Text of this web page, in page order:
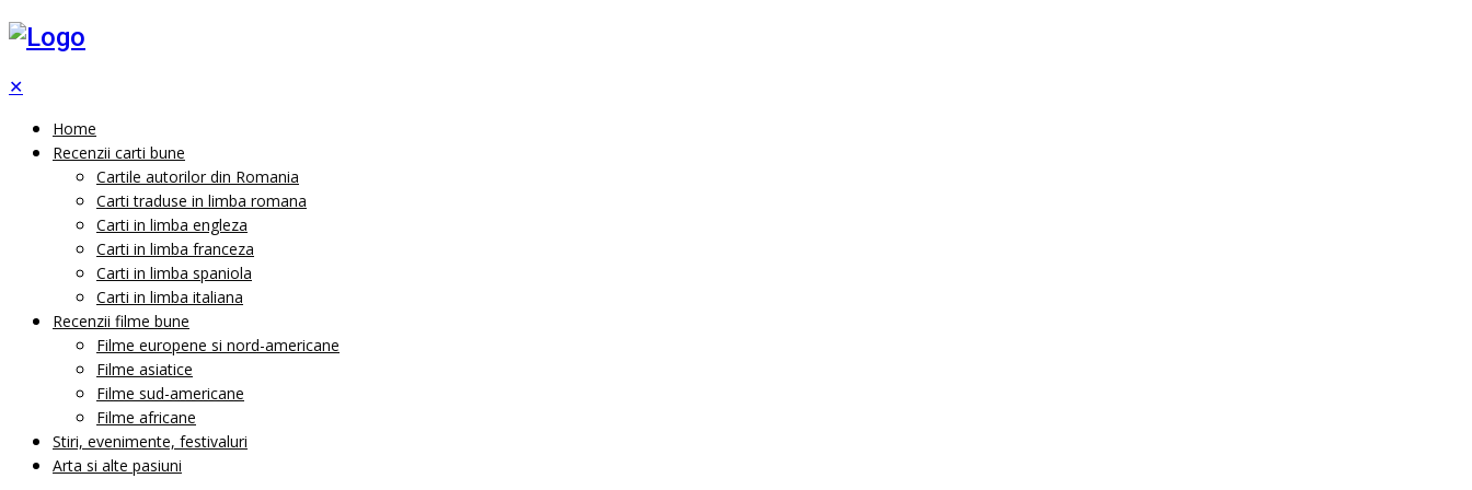
✕
Home
Recenzii carti bune
Cartile autorilor din Romania
Carti traduse in limba romana
Carti in limba engleza
Carti in limba franceza
Carti in limba spaniola
Carti in limba italiana
Recenzii filme bune
Filme europene si nord-americane
Filme asiatice
Filme sud-americane
Filme africane
Stiri, evenimente, festivaluri
Arta si alte pasiuni